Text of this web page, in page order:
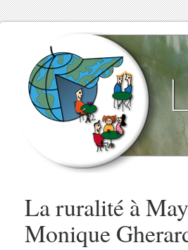
La ruralité à
Monique